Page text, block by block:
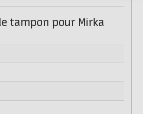
tampon pour Mirka